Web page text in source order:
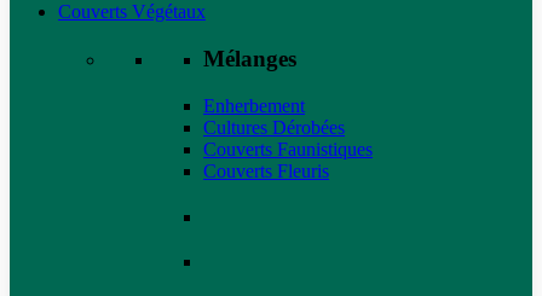
Couverts Végétaux
Mélanges
Enherbement
Cultures Dérobées
Couverts Faunistiques
Couverts Fleuris